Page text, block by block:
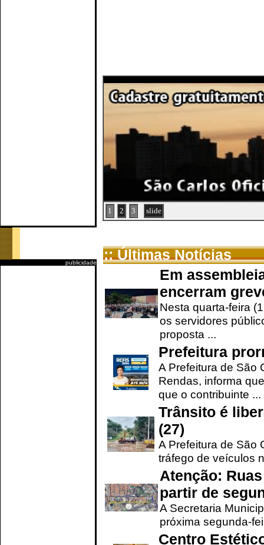
publicidade
1 2 3 slide
:: Últimas Notícias
Em
encerram
Nesta quarta-feira
os servidores
proposta ...
Prefeitura
A Prefeitura de São
Rendas, informa
que o contribuinte ...
Trânsito é
(27)
A Prefeitura de São
tráfego de veículos
Atenção:
partir de
A Secretaria
próxima segunda-
Centro